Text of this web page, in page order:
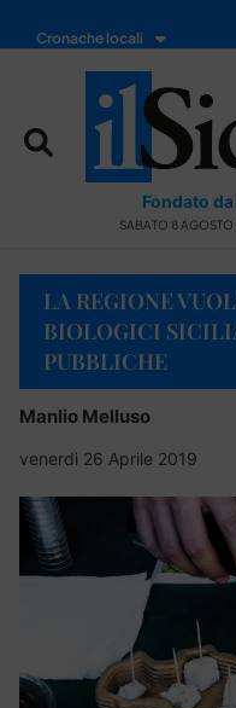
Cronache locali
Fondato
SABATO 8
LA REGIONE
BIOLOGICI
PUBBLICHE
Manlio Melluso
venerdì 26 Aprile 2019